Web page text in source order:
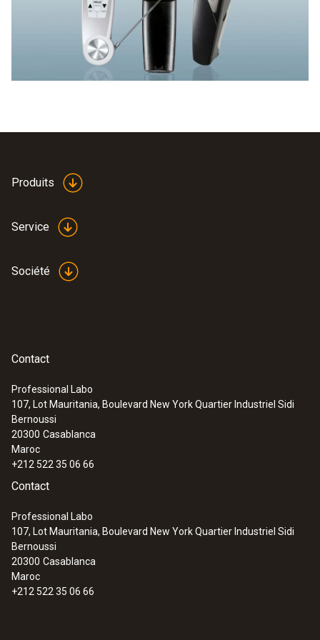
Produits
Service
Société
Contact
Professional Labo
107, Lot Mauritania, Boulevard New York Quartier Industriel Sidi
Bernoussi
20300 Casablanca
Maroc
+212 522 35 06 66
Contact
Professional Labo
107, Lot Mauritania, Boulevard New York Quartier Industriel Sidi
Bernoussi
20300 Casablanca
Maroc
+212 522 35 06 66